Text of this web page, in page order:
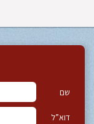
שם
דוא”ל